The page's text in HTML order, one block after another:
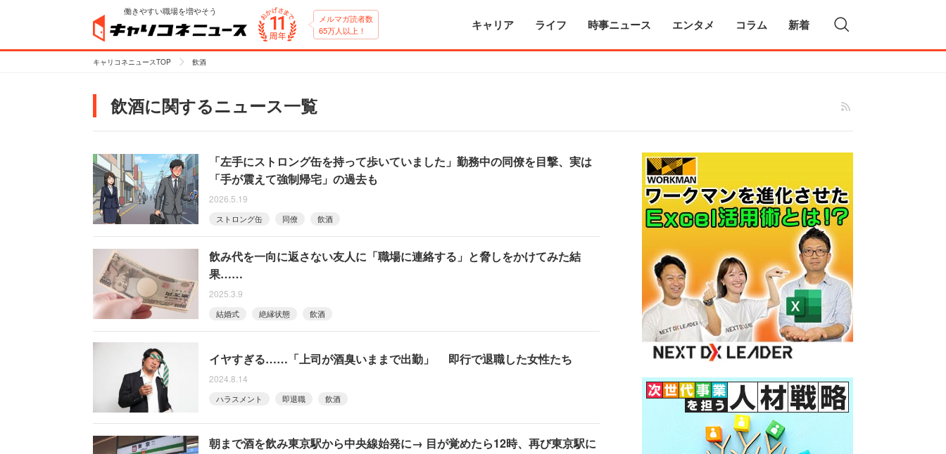
働きやすい職場を増やそう
メルマガ読者数
65万人以上！
キャリア ライフ 時事ニュース エンタメ コラム 新着
キャリコネニュースTOP 飲酒
飲酒に関するニュース一覧
「左手にストロング缶を持って歩いていました」勤務中の同僚を目撃、実は
「手が震えて強制帰宅」の過去も
2026.5.19
ストロング缶 同僚 飲酒
飲み代を一向に返さない友人に「職場に連絡する」と脅しをかけてみた結
果……
2025.3.9
結婚式 絶縁状態 飲酒
イヤすぎる……「上司が酒臭いままで出勤」 即行で退職した女性たち
2024.8.14
ハラスメント 即退職 飲酒
朝まで酒を飲み東京駅から中央線始発に→ 目が覚めたら12時、再び東京駅に